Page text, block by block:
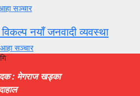
सञ्चार
नयाँ जनवादी व्यवस्था
आहा सञ्चार
: मेगराज खड्का